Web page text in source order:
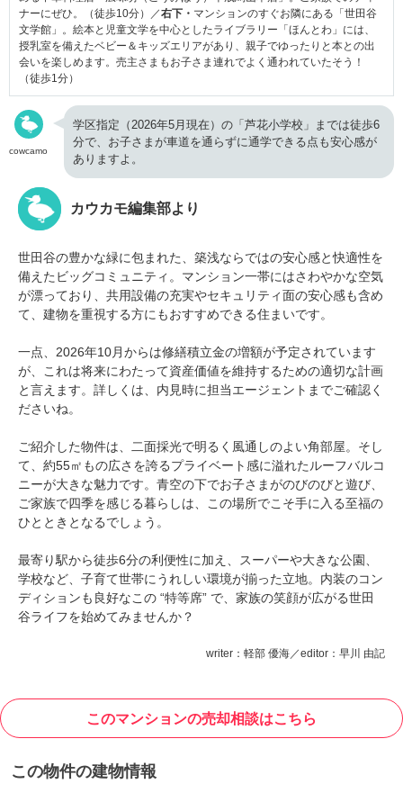
ナーにぜひ。（徒歩10分）／右下・ マンションのすぐお隣にある「世田谷
文学館」。絵本と児童文学を中心としたライブラリー「ほんとわ」には、
授乳室を備えたベビー＆キッズエリアがあり、親子でゆったりと本との出
会いを楽しめます。売主さまもお子さま連れでよく通われていたそう！
（徒歩1分）
cowcamo
学区指定（2026年5月現在）の「芦花小学校」までは徒歩6
分で、お子さまが車道を通らずに通学できる点も安心感が
ありますよ。
カウカモ編集部より
世田谷の豊かな緑に包まれた、築浅ならではの安心感と快適性を
備えたビッグコミュニティ。マンション一帯にはさわやかな空気
が漂っており、共用設備の充実やセキュリティ面の安心感も含め
て、建物を重視する方にもおすすめできる住まいです。
一点、2026年10月からは修繕積立金の増額が予定されています
が、これは将来にわたって資産価値を維持するための適切な計画
と言えます。詳しくは、内見時に担当エージェントまでご確認く
ださいね。
ご紹介した物件は、二面採光で明るく風通しのよい角部屋。そし
て、約55㎡もの広さを誇るプライベート感に溢れたルーフバルコ
ニーが大きな魅力です。青空の下でお子さまがのびのびと遊び、
ご家族で四季を感じる暮らしは、この場所でこそ手に入る至福の
ひとときとなるでしょう。
最寄り駅から徒歩6分の利便性に加え、スーパーや大きな公園、
学校など、子育て世帯にうれしい環境が揃った立地。内装のコン
ディションも良好なこの “特等席” で、家族の笑顔が広がる世田
谷ライフを始めてみませんか？
writer：軽部 優海／editor：早川 由記
このマンションの売却相談はこちら
この物件の建物情報